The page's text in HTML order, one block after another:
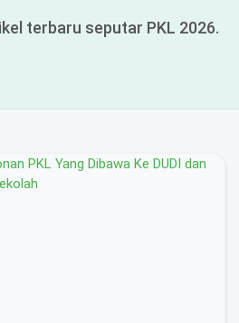
terbaru seputar PKL 2026.